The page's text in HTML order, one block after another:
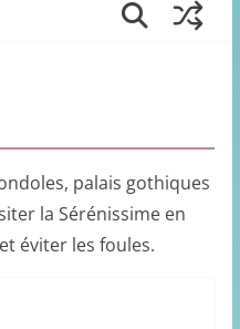
palais gothiques
la Sérénissime en
éviter les foules.